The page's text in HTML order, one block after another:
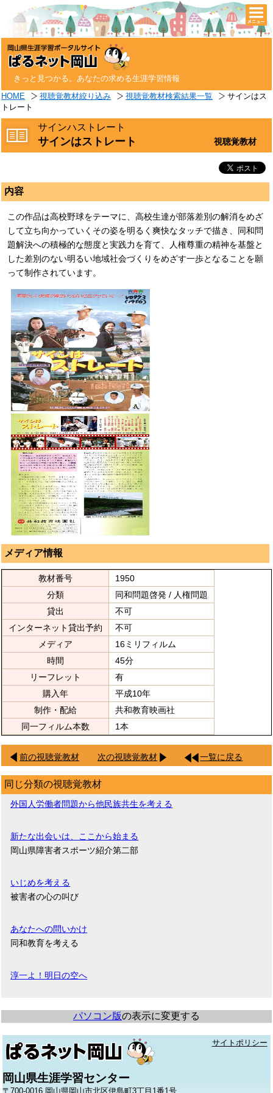
きっと見つかる。あなたの求める生涯学習情報
HOME 視聴覚教材絞り込み 視聴覚教材検索結果一覧
サインはス
トレート
サインハストレート
サインはストレート 視聴覚教材
内容
この作品は高校野球をテーマに、高校生達が部落差別の解消をめざ
して立ち向かっていくその姿を明るく爽快なタッチで描き、同和問
題解決への積極的な態度と実践力を育て、人権尊重の精神を基盤と
した差別のない明るい地域社会づくりをめざす一歩となることを願
って制作されています。
メディア情報
教材番号
1950
分類
同和問題啓発 / 人権問題
貸出
不可
インターネット貸出予約
不可
メディア
16ミリフィルム
時間
45分
リーフレット
有
購入年
平成10年
制作・配給
共和教育映画社
同一フィルム本数
1本
前の視聴覚教材 次の視聴覚教材 一覧に戻る
同じ分類の視聴覚教材
外国人労働者問題から他民族共生を考える
新たな出会いは、ここから始まる
岡山県障害者スポーツ紹介第二部
いじめを考える
被害者の心の叫び
あなたへの問いかけ
同和教育を考える
淳一よ！明日の空へ
パソコン版の表示に変更する
サイトポリシー
岡山県生涯学習センター
〒700-0016 岡山県岡山市北区伊島町3丁目1番1号